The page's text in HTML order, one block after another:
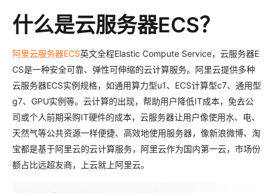
什么是云服务器ECS？
阿里云服务器ECS英文全程Elastic Compute Service，云服务器E
CS是一种安全可靠、弹性可伸缩的云计算服务。阿里云提供多种
云服务器ECS实例规格，如通用算力型u1、ECS计算型c7、通用型
g7、GPU实例等。云计算的出现，帮助用户降低IT成本，免去公
司或个人前期采购IT硬件的成本，云服务器让用户像使用水、电、
天然气等公共资源一样便捷、高效地使用服务器，像新浪微博、淘
宝都是基于阿里云的云计算服务，阿里云作为国内第一云，市场份
额占比远超友商，上云就上阿里云。